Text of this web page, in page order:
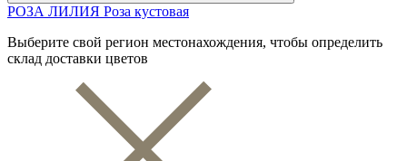
РОЗА ЛИЛИЯ Роза кустовая
Выберите свой регион местонахождения, чтобы определить
склад доставки цветов